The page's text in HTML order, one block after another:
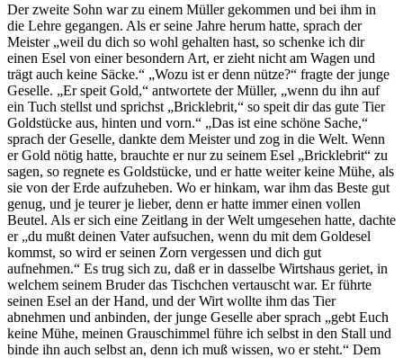
Der zweite Sohn war zu einem Müller gekommen und bei ihm in
die Lehre gegangen. Als er seine Jahre herum hatte, sprach der
Meister „weil du dich so wohl gehalten hast, so schenke ich dir
einen Esel von einer besondern Art, er zieht nicht am Wagen und
trägt auch keine Säcke.“ „Wozu ist er denn nütze?“ fragte der junge
Geselle. „Er speit Gold,“ antwortete der Müller, „wenn du ihn auf
ein Tuch stellst und sprichst „Bricklebrit,“ so speit dir das gute Tier
Goldstücke aus, hinten und vorn.“ „Das ist eine schöne Sache,“
sprach der Geselle, dankte dem Meister und zog in die Welt. Wenn
er Gold nötig hatte, brauchte er nur zu seinem Esel „Bricklebrit“ zu
sagen, so regnete es Goldstücke, und er hatte weiter keine Mühe, als
sie von der Erde aufzuheben. Wo er hinkam, war ihm das Beste gut
genug, und je teurer je lieber, denn er hatte immer einen vollen
Beutel. Als er sich eine Zeitlang in der Welt umgesehen hatte, dachte
er „du mußt deinen Vater aufsuchen, wenn du mit dem Goldesel
kommst, so wird er seinen Zorn vergessen und dich gut
aufnehmen.“ Es trug sich zu, daß er in dasselbe Wirtshaus geriet, in
welchem seinem Bruder das Tischchen vertauscht war. Er führte
seinen Esel an der Hand, und der Wirt wollte ihm das Tier
abnehmen und anbinden, der junge Geselle aber sprach „gebt Euch
keine Mühe, meinen Grauschimmel führe ich selbst in den Stall und
binde ihn auch selbst an, denn ich muß wissen, wo er steht.“ Dem